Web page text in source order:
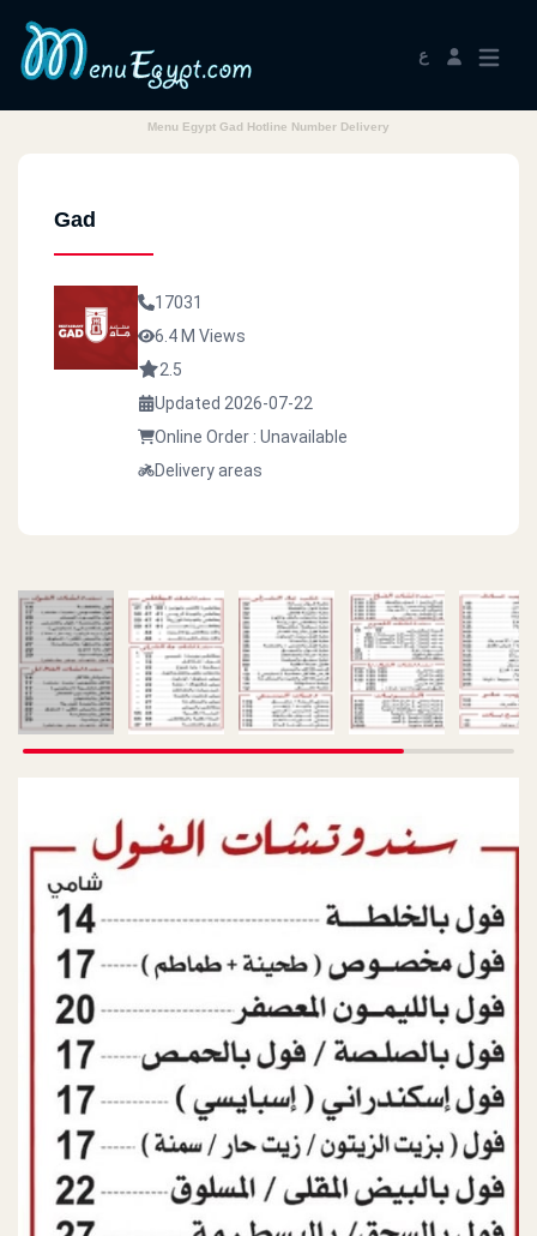
ع
Menu Egypt Gad Hotline Number Delivery
Gad
17031
6.4 M Views
2.5
Updated 2026-07-22
Online Order : Unavailable
Delivery areas